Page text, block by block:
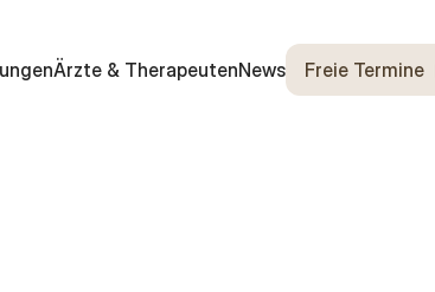
Ärzte & TherapeutenNews Freie Termine